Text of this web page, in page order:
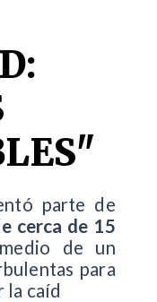
parte de
cerca de 15
de un
para
la caíd